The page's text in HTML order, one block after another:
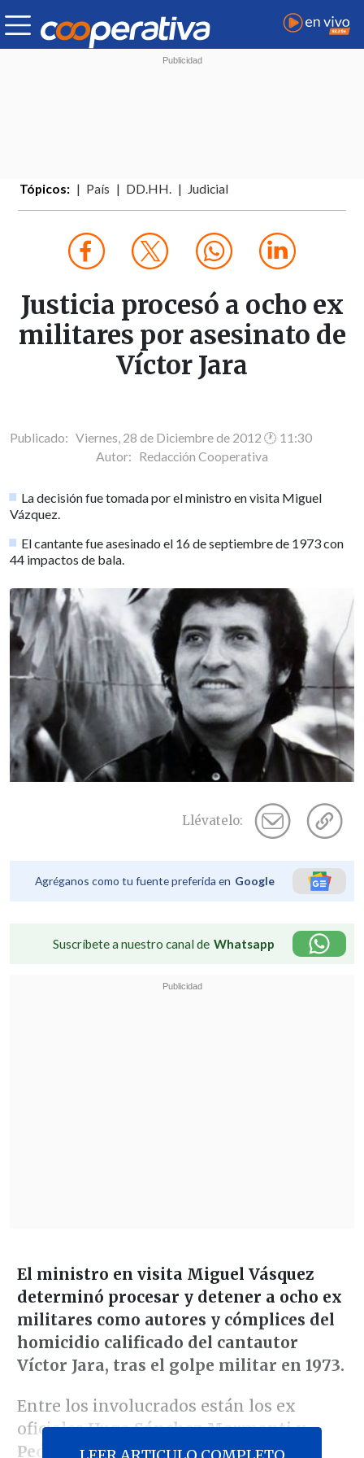
Tópicos: País DD.HH. Judicial
Justicia procesó a ocho ex
militares por asesinato de
Víctor Jara
Publicado: Viernes, 28 de Diciembre de 2012 🕐 11:30
Autor: Redacción Cooperativa
La decisión fue tomada por el ministro en visita Miguel
Vázquez.
El cantante fue asesinado el 16 de septiembre de 1973 con
44 impactos de bala.
Llévatelo:
Agréganos como tu fuente preferida en Google
Suscríbete a nuestro canal de Whatsapp
El ministro en visita Miguel Vásquez
determinó procesar y detener a ocho ex
militares como autores y cómplices del
homicidio calificado del cantautor
Víctor Jara, tras el golpe militar en 1973.
Entre los involucrados están los ex
oficialesHugo Sánchez Marmonti y
Pedro Barrientos Núñez, ambos en